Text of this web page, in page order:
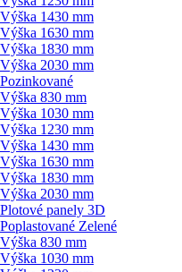
Výška 1430 mm
Výška 1630 mm
Výška 1830 mm
Výška 2030 mm
Pozinkované
Výška 830 mm
Výška 1030 mm
Výška 1230 mm
Výška 1430 mm
Výška 1630 mm
Výška 1830 mm
Výška 2030 mm
Plotové panely 3D
Poplastované Zelené
Výška 830 mm
Výška 1030 mm